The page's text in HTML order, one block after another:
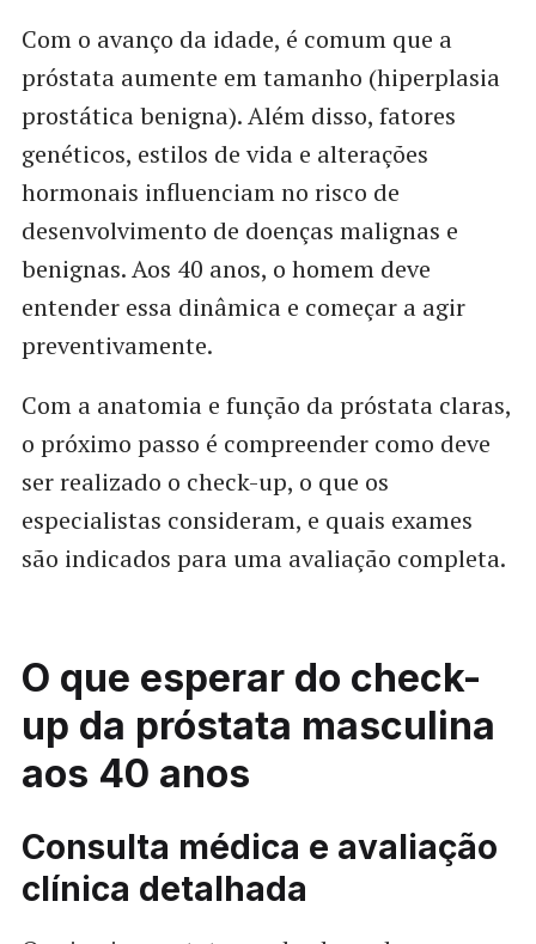
Com o avanço da idade, é comum que a
próstata aumente em tamanho (hiperplasia
prostática benigna). Além disso, fatores
genéticos, estilos de vida e alterações
hormonais influenciam no risco de
desenvolvimento de doenças malignas e
benignas. Aos 40 anos, o homem deve
entender essa dinâmica e começar a agir
preventivamente.
Com a anatomia e função da próstata claras,
o próximo passo é compreender como deve
ser realizado o check-up, o que os
especialistas consideram, e quais exames
são indicados para uma avaliação completa.
O que esperar do check-
up da próstata masculina
aos 40 anos
Consulta médica e avaliação
clínica detalhada